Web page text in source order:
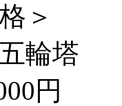
＞
輪塔
円